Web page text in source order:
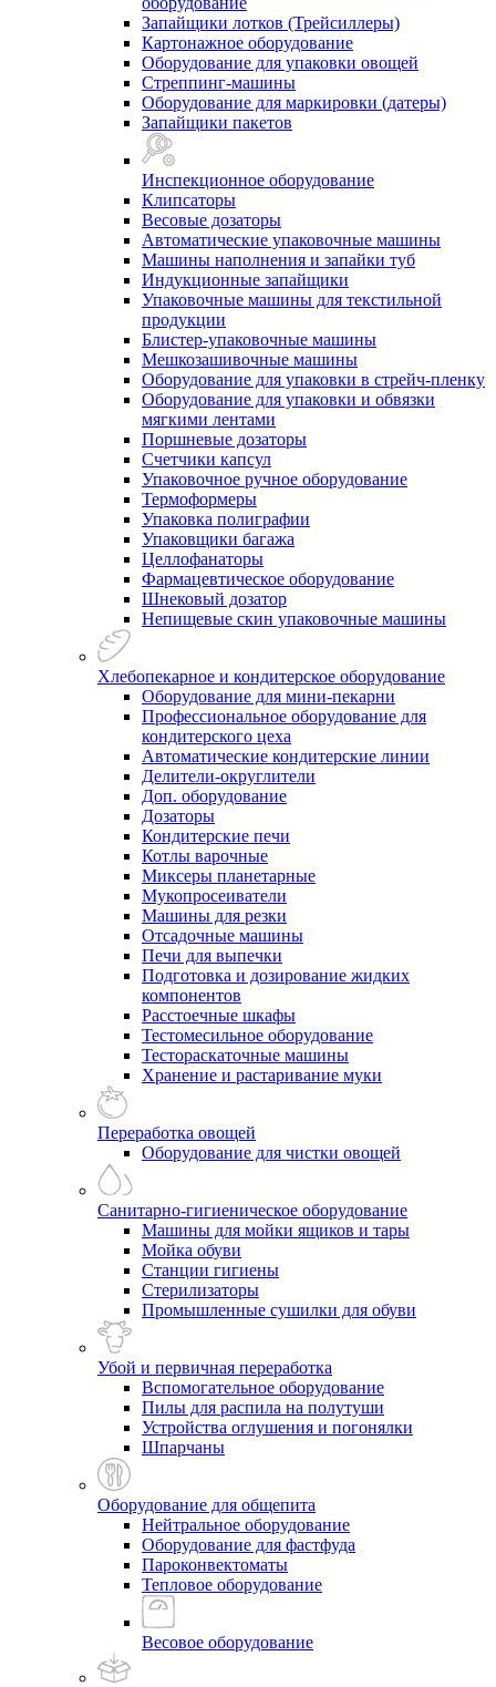
Запайщики лотков (Трейсиллеры)
Картонажное оборудование
Оборудование для упаковки овощей
Стреппинг-машины
Оборудование для маркировки (датеры)
Запайщики пакетов
Инспекционное оборудование
Клипсаторы
Весовые дозаторы
Автоматические упаковочные машины
Машины наполнения и запайки туб
Индукционные запайщики
Упаковочные машины для текстильной
продукции
Блистер-упаковочные машины
Мешкозашивочные машины
Оборудование для упаковки в стрейч-пленку
Оборудование для упаковки и обвязки
мягкими лентами
Поршневые дозаторы
Счетчики капсул
Упаковочное ручное оборудование
Термоформеры
Упаковка полиграфии
Упаковщики багажа
Целлофанаторы
Фармацевтическое оборудование
Шнековый дозатор
Непищевые скин упаковочные машины
Хлебопекарное и кондитерское оборудование
Оборудование для мини-пекарни
Профессиональное оборудование для
кондитерского цеха
Автоматические кондитерские линии
Делители-округлители
Доп. оборудование
Дозаторы
Кондитерские печи
Котлы варочные
Миксеры планетарные
Мукопросеиватели
Машины для резки
Отсадочные машины
Печи для выпечки
Подготовка и дозирование жидких
компонентов
Расстоечные шкафы
Тестомесильное оборудование
Тестораскаточные машины
Хранение и растаривание муки
Переработка овощей
Оборудование для чистки овощей
Санитарно-гигиеническое оборудование
Машины для мойки ящиков и тары
Мойка обуви
Станции гигиены
Стерилизаторы
Промышленные сушилки для обуви
Убой и первичная переработка
Вспомогательное оборудование
Пилы для распила на полутуши
Устройства оглушения и погонялки
Шпарчаны
Оборудование для общепита
Нейтральное оборудование
Оборудование для фастфуда
Пароконвектоматы
Тепловое оборудование
Весовое оборудование